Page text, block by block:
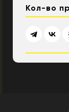
Кол-во